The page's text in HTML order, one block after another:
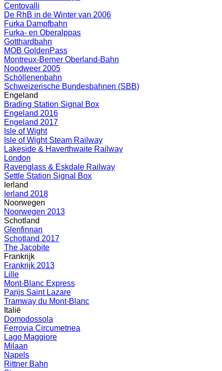
Centovalli
De RhB in de Winter van 2006
Furka Dampfbahn
Furka- en Oberalppas
Gotthardbahn
MOB GoldenPass
Montreux-Berner Oberland-Bahn
Noodweer 2005
Schöllenenbahn
Schweizerische Bundesbahnen (SBB)
Engeland
Brading Station Signal Box
Engeland 2016
Engeland 2017
Isle of Wight
Isle of Wight Steam Railway
Lakeside & Haverthwaite Railway
London
Ravenglass & Eskdale Railway
Settle Station Signal Box
Ierland
Ierland 2018
Noorwegen
Noorwegen 2013
Schotland
Glenfinnan
Schotland 2017
The Jacobite
Frankrijk
Frankrijk 2013
Lille
Mont-Blanc Express
Parijs Saint Lazare
Tramway du Mont-Blanc
Italië
Domodossola
Ferrovia Circumetnea
Lago Maggiore
Milaan
Napels
Rittner Bahn